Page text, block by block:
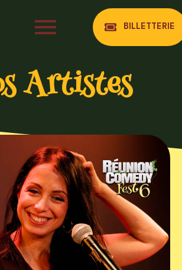
BILLETTERIE
Artistes